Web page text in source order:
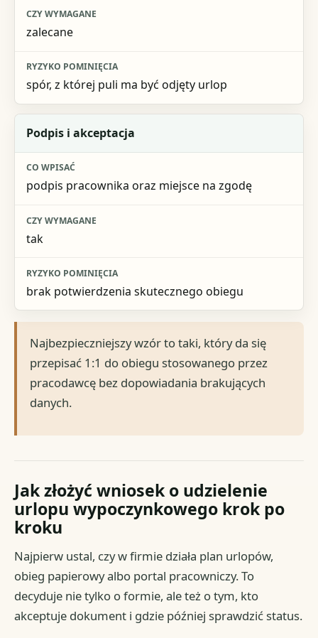
zalecane
spór, z której puli ma być odjęty urlop
Podpis i akceptacja
podpis pracownika oraz miejsce na zgodę
tak
brak potwierdzenia skutecznego obiegu
Najbezpieczniejszy wzór to taki, który da się
przepisać 1:1 do obiegu stosowanego przez
pracodawcę bez dopowiadania brakujących
danych.
Jak złożyć wniosek o udzielenie
urlopu wypoczynkowego krok po
kroku
Najpierw ustal, czy w firmie działa plan urlopów,
obieg papierowy albo portal pracowniczy. To
decyduje nie tylko o formie, ale też o tym, kto
akceptuje dokument i gdzie później sprawdzić status.